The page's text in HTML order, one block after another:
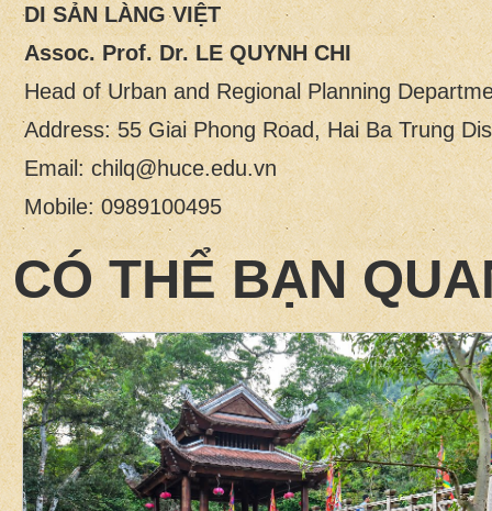
DI SẢN LÀNG VIỆT
Assoc. Prof. Dr.LE QUYNH CHI
Head of Urban and Regional Planning
Address: 55 Giai Phong Road, Hai Ba Trung
Email: chilq@huce.edu.vn
Mobile: 0989100495
CÓ THỂ BẠN